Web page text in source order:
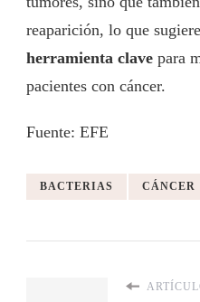
reaparición, lo que
herramienta clave para
pacientes con cáncer.
Fuente: EFE
BACTERIAS CÁNCER